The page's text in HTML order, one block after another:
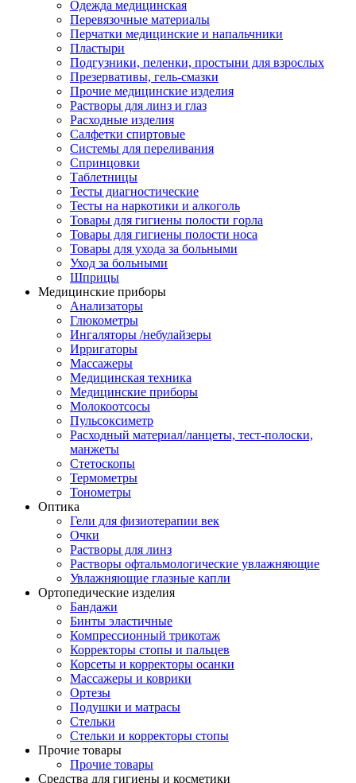
Одежда медицинская
Перевязочные материалы
Перчатки медицинские и напальчники
Пластыри
Подгузники, пеленки, простыни для взрослых
Презервативы, гель-смазки
Прочие медицинские изделия
Растворы для линз и глаз
Расходные изделия
Салфетки спиртовые
Системы для переливания
Спринцовки
Таблетницы
Тесты диагностические
Тесты на наркотики и алкоголь
Товары для гигиены полости горла
Товары для гигиены полости носа
Товары для ухода за больными
Уход за больными
Шприцы
Медицинские приборы
Анализаторы
Глюкометры
Ингаляторы /небулайзеры
Ирригаторы
Массажеры
Медицинская техника
Медицинские приборы
Молокоотсосы
Пульсоксиметр
Расходный материал/ланцеты, тест-полоски,
манжеты
Стетоскопы
Термометры
Тонометры
Оптика
Гели для физиотерапии век
Очки
Растворы для линз
Растворы офтальмологические увлажняющие
Увлажняющие глазные капли
Ортопедические изделия
Бандажи
Бинты эластичные
Компрессионный трикотаж
Корректоры стопы и пальцев
Корсеты и корректоры осанки
Массажеры и коврики
Ортезы
Подушки и матрасы
Стельки
Стельки и корректоры стопы
Прочие товары
Прочие товары
Средства для гигиены и косметики